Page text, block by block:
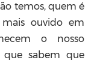
temos, quem é
ouvido em
o nosso
que sabem que